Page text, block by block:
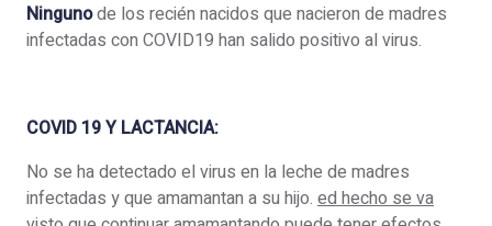
Ningunode los recién nacidos que nacieron de madres
infectadas con COVID19 han salido positivo al virus.
COVID 19 Y LACTANCIA:
No se ha detectado el virus en la leche de madres
infectadas y que amamantan a su hijo. ed hecho se va